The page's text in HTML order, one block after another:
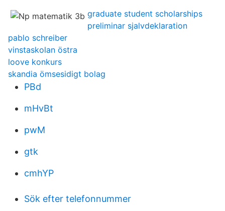
graduate student scholarships
preliminar sjalvdeklaration
pablo schreiber
vinstaskolan östra
loove konkurs
skandia ömsesidigt bolag
PBd
mHvBt
pwM
gtk
cmhYP
Sök efter telefonnummer